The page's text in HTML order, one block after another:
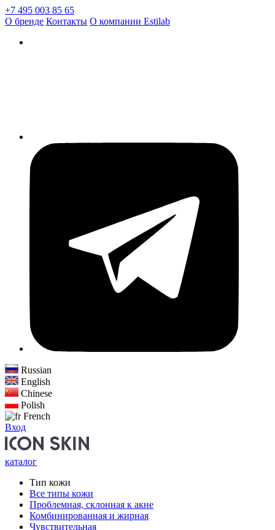
+7 495 003 85 65
О бренде Контакты О компании Estilab
Russian
English
Chinese
Polish
French
Вход
каталог
Тип кожи
Все типы кожи
Проблемная, склонная к акне
Комбинированная и жирная
Чувствительная